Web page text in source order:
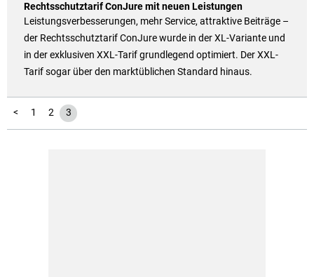
Rechtsschutztarif ConJure mit neuen Leistungen
Leistungsverbesserungen, mehr Service, attraktive Beiträge –
der Rechtsschutztarif ConJure wurde in der XL-Variante und
in der exklusiven XXL-Tarif grundlegend optimiert. Der XXL-
Tarif sogar über den marktüblichen Standard hinaus.
< 1 2 3